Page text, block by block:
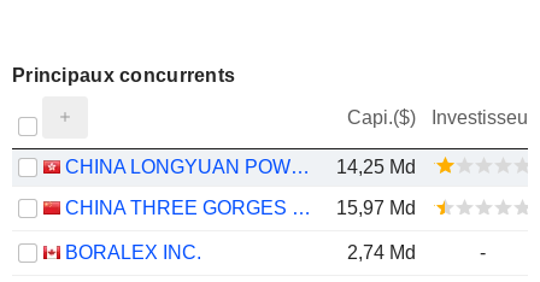
Principaux concurrents
Capi.($) Investisseur
CHINA LONGYUAN POWER GROUP CORPORATION LIMITED
14,25 Md
CHINA THREE GORGES RENEWABLES (GROUP) CO.,LTD.
15,97 Md
BORALEX INC. 2,74 Md
-